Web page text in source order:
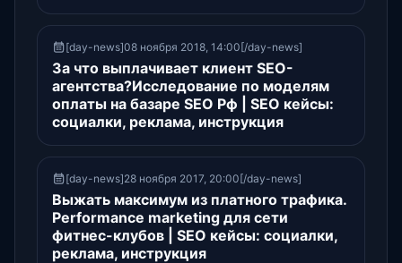
[day-news]08 ноября 2018, 14:00[/day-news]
За что выплачивает клиент SEO-
агентства?Исследование по моделям
оплаты на базаре SEO Рф | SEO кейсы:
социалки, реклама, инструкция
[day-news]28 ноября 2017, 20:00[/day-news]
Выжать максимум из платного трафика.
Performance marketing для сети
фитнес-клубов | SEO кейсы: социалки,
реклама, инструкция